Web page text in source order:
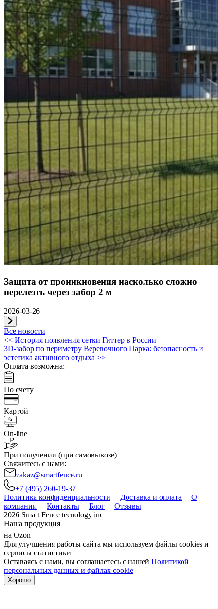
Защита от проникновения насколько сложно
перелезть через забор 2 м
2026-03-26
Все новости
Навигация
по
записям
<< История появления сетки Гиттер в России
3D-забор по периметру Веревочного Парка: безопасность и
эстетика активного отдыха >>
Оплата возможна:
По счету
Картой
On-line
При получении (при самовывозе)
Свяжитесь с нами:
zakaz@smartfence.ru
+7 (495) 260-19-37
Политика конфиденциальности
Доставка и оплата
О
компании
Контакты Блог
Отзывы
2026 Smart Fence tecnology inc
Наша продукция
на Ozon
Для улучшения работы сайта мы используем файлы cookies и
сервисы статистики
Оставаясь с нами, вы соглашаетесь с нашей Политикой
персональных данных и файлах cookie
Хорошо